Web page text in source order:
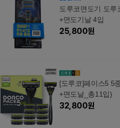
도루코면도기 도루
+면도기날 4입
25,800원
[도루코]페이스5 5
+면도날_총11입)
32,800원